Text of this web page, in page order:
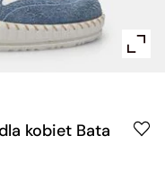
kobiet Bata